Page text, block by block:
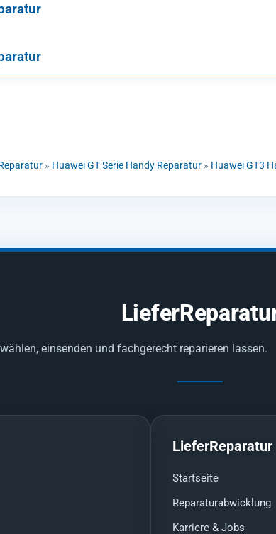
» Huawei GT Serie Handy Reparatur » Huawei GT3
einsenden und fachgerecht reparieren lassen.
LieferReparatur
Startseite
Reparaturabwicklung
Karriere & Jobs